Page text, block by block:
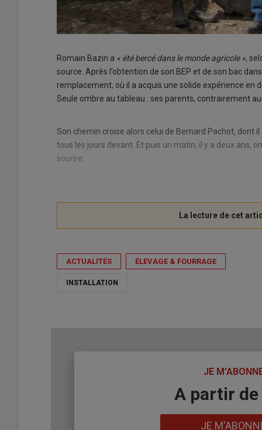
Romain Bazin a « été bercé dans le monde agricole »,
source. Après l’obtention de son BEP et de son bac
remplacement, où il a acquis une solide expérience
Seule ombre au tableau : ses parents, contrairement
Son chemin croise alors celui de Bernard Pachot, dont
tous les jours devant. Et puis un matin, il y a deux ans,
sourire.
ACTUALITÉS ÉLEVAGE & FOURRAGE
INSTALLATION
JE
A partir de
JE